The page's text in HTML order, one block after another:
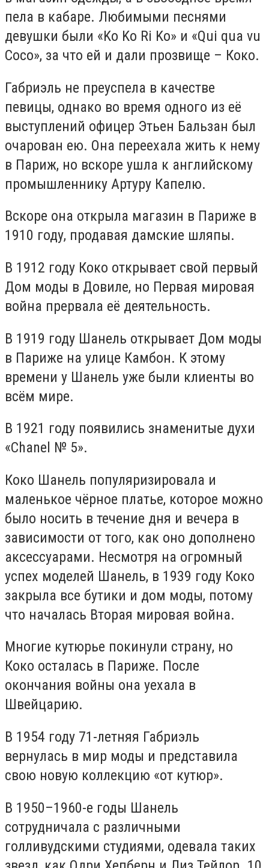
пела в кабаре. Любимыми песнями
девушки были «Ko Ko Ri Ko» и «Qui qua vu
Coco», за что ей и дали прозвище – Коко.
Габриэль не преуспела в качестве
певицы, однако во время одного из её
выступлений офицер Этьен Бальзан был
очарован ею. Она переехала жить к нему
в Париж, но вскоре ушла к английскому
промышленнику Артуру Капелю.
Вскоре она открыла магазин в Париже в
1910 году, продавая дамские шляпы.
В 1912 году Коко открывает свой первый
Дом моды в Довиле, но Первая мировая
война прервала её деятельность.
В 1919 году Шанель открывает Дом моды
в Париже на улице Камбон. К этому
времени у Шанель уже были клиенты во
всём мире.
В 1921 году появились знаменитые духи
«Chanel № 5».
Коко Шанель популяризировала и
маленькое чёрное платье, которое можно
было носить в течение дня и вечера в
зависимости от того, как оно дополнено
аксессуарами. Несмотря на огромный
успех моделей Шанель, в 1939 году Коко
закрыла все бутики и дом моды, потому
что началась Вторая мировая война.
Многие кутюрье покинули страну, но
Коко осталась в Париже. После
окончания войны она уехала в
Швейцарию.
В 1954 году 71-летняя Габриэль
вернулась в мир моды и представила
свою новую коллекцию «от кутюр».
В 1950–1960-е годы Шанель
сотрудничала с различными
голливудскими студиями, одевала таких